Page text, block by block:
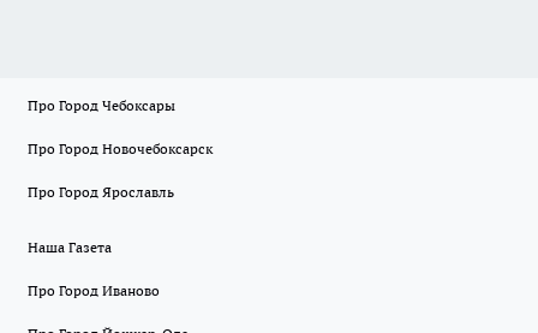
Про Город Чебоксары
Про Город Новочебоксарск
Про Город Ярославль
Наша Газета
Про Город Иваново